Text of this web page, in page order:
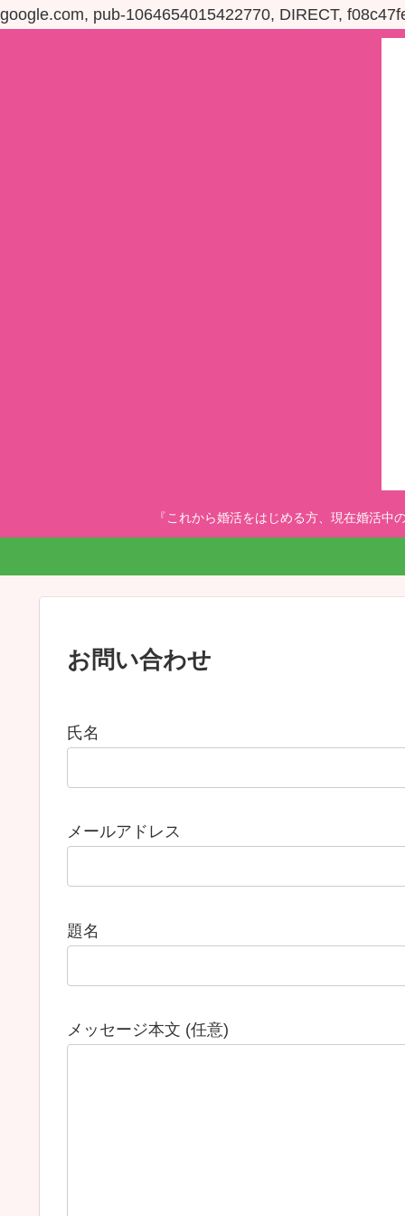
google.com, pub-1064654015422770, DIRECT,
『これから婚活をはじめる方、現在婚活
お問い合わせ
氏名
メールアドレス
題名
メッセージ本文 (任意)